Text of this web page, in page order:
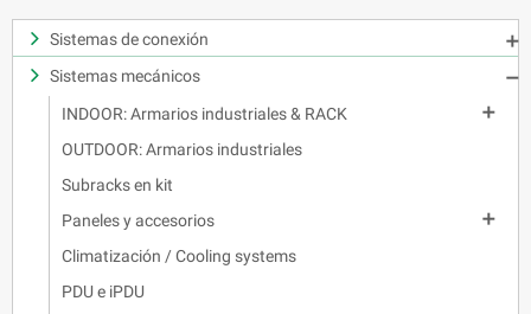
Sistemas de conexión

Sistemas mecánicos

INDOOR: Armarios industriales & RACK

OUTDOOR: Armarios industriales
Subracks en kit
Paneles y accesorios

Climatización / Cooling systems
PDU e iPDU